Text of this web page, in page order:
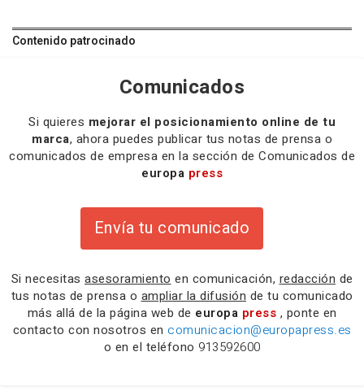
Contenido patrocinado
Comunicados
Si quieres mejorar el posicionamiento online de tu
marca, ahora puedes publicar tus notas de prensa o
comunicados de empresa en la sección de Comunicados de
europa press
Envía tu comunicado
Si necesitas asesoramiento en comunicación, redacción de
tus notas de prensa o ampliar la difusión de tu comunicado
más allá de la página web de europa press , ponte en
contacto con nosotros en comunicacion@europapress.es
o en el teléfono 913592600